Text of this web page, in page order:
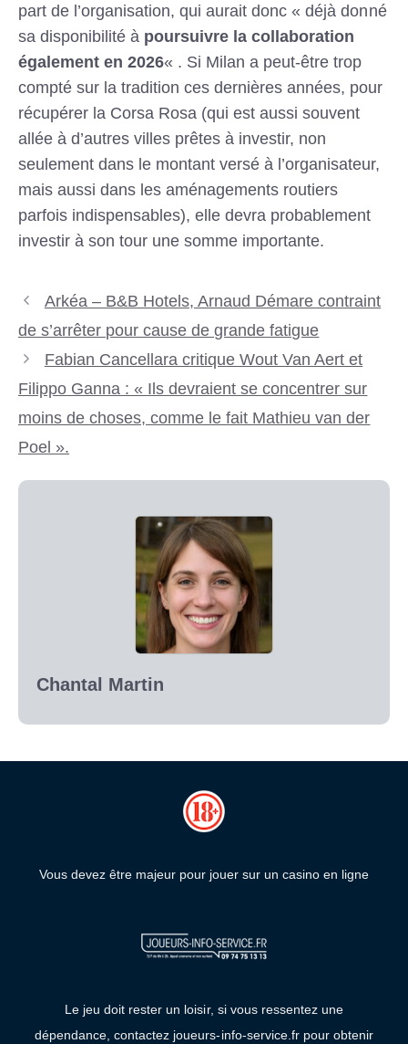
part de l’organisation, qui aurait donc « déjà donné
sa disponibilité à poursuivre la collaboration
également en 2026« . Si Milan a peut-être trop
compté sur la tradition ces dernières années, pour
récupérer la Corsa Rosa (qui est aussi souvent
allée à d’autres villes prêtes à investir, non
seulement dans le montant versé à l’organisateur,
mais aussi dans les aménagements routiers
parfois indispensables), elle devra probablement
investir à son tour une somme importante.
Arkéa – B&B Hotels, Arnaud Démare contraint
de s’arrêter pour cause de grande fatigue
Fabian Cancellara critique Wout Van Aert et
Filippo Ganna : « Ils devraient se concentrer sur
moins de choses, comme le fait Mathieu van der
Poel ».
Chantal Martin
Vous devez être majeur pour jouer sur un casino en ligne
Le jeu doit rester un loisir, si vous ressentez une
dépendance, contactez joueurs-info-service.fr pour obtenir